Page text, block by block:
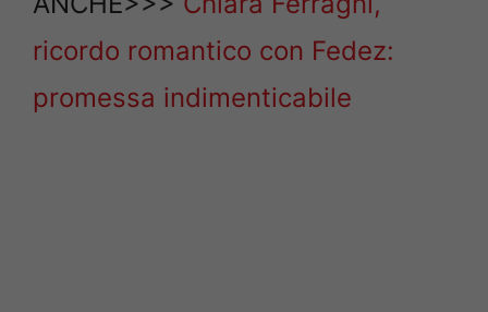
ricordo romantico con Fedez:
promessa indimenticabile